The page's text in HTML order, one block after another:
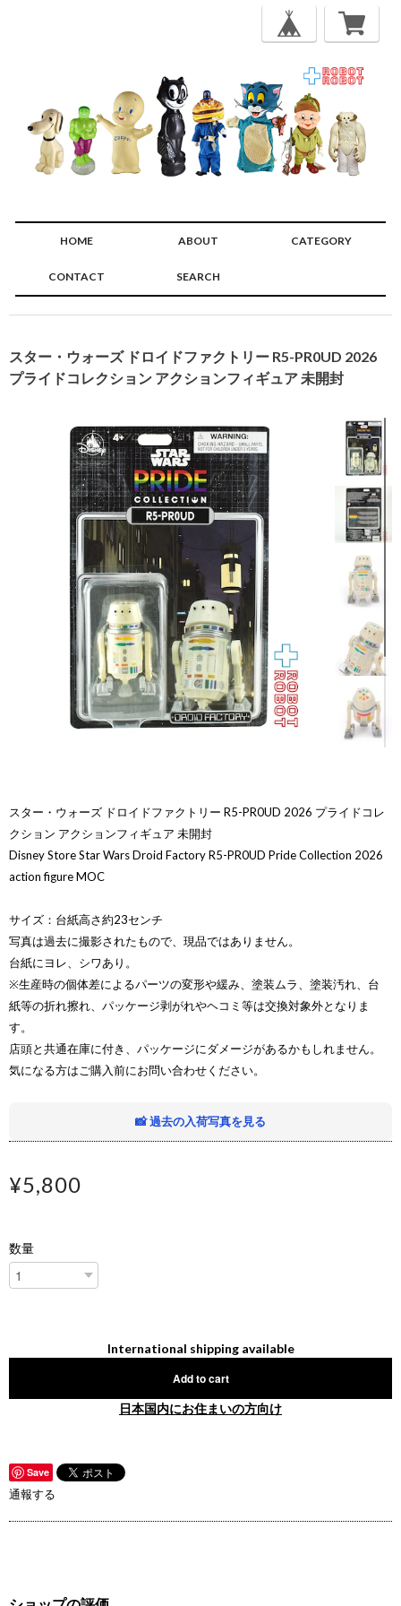
HOME ABOUT CATEGORY
CONTACT SEARCH
スター・ウォーズ ドロイドファクトリー R5-PR0UD 2026
プライドコレクション アクションフィギュア 未開封
スター・ウォーズ ドロイドファクトリー R5-PR0UD 2026 プライドコレ
クション アクションフィギュア 未開封
Disney Store Star Wars Droid Factory R5-PR0UD Pride Collection 2026
action figure MOC
サイズ：台紙高さ約23センチ
写真は過去に撮影されたもので、現品ではありません。
台紙にヨレ、シワあり。
※生産時の個体差によるパーツの変形や緩み、塗装ムラ、塗装汚れ、台
紙等の折れ擦れ、パッケージ剥がれやヘコミ等は交換対象外となりま
す。
店頭と共通在庫に付き、パッケージにダメージがあるかもしれません。
気になる方はご購入前にお問い合わせください。
📸 過去の入荷写真を見る
¥5,800
数量
International shipping available
Add to cart
日本国内にお住まいの方向け
Save
通報する